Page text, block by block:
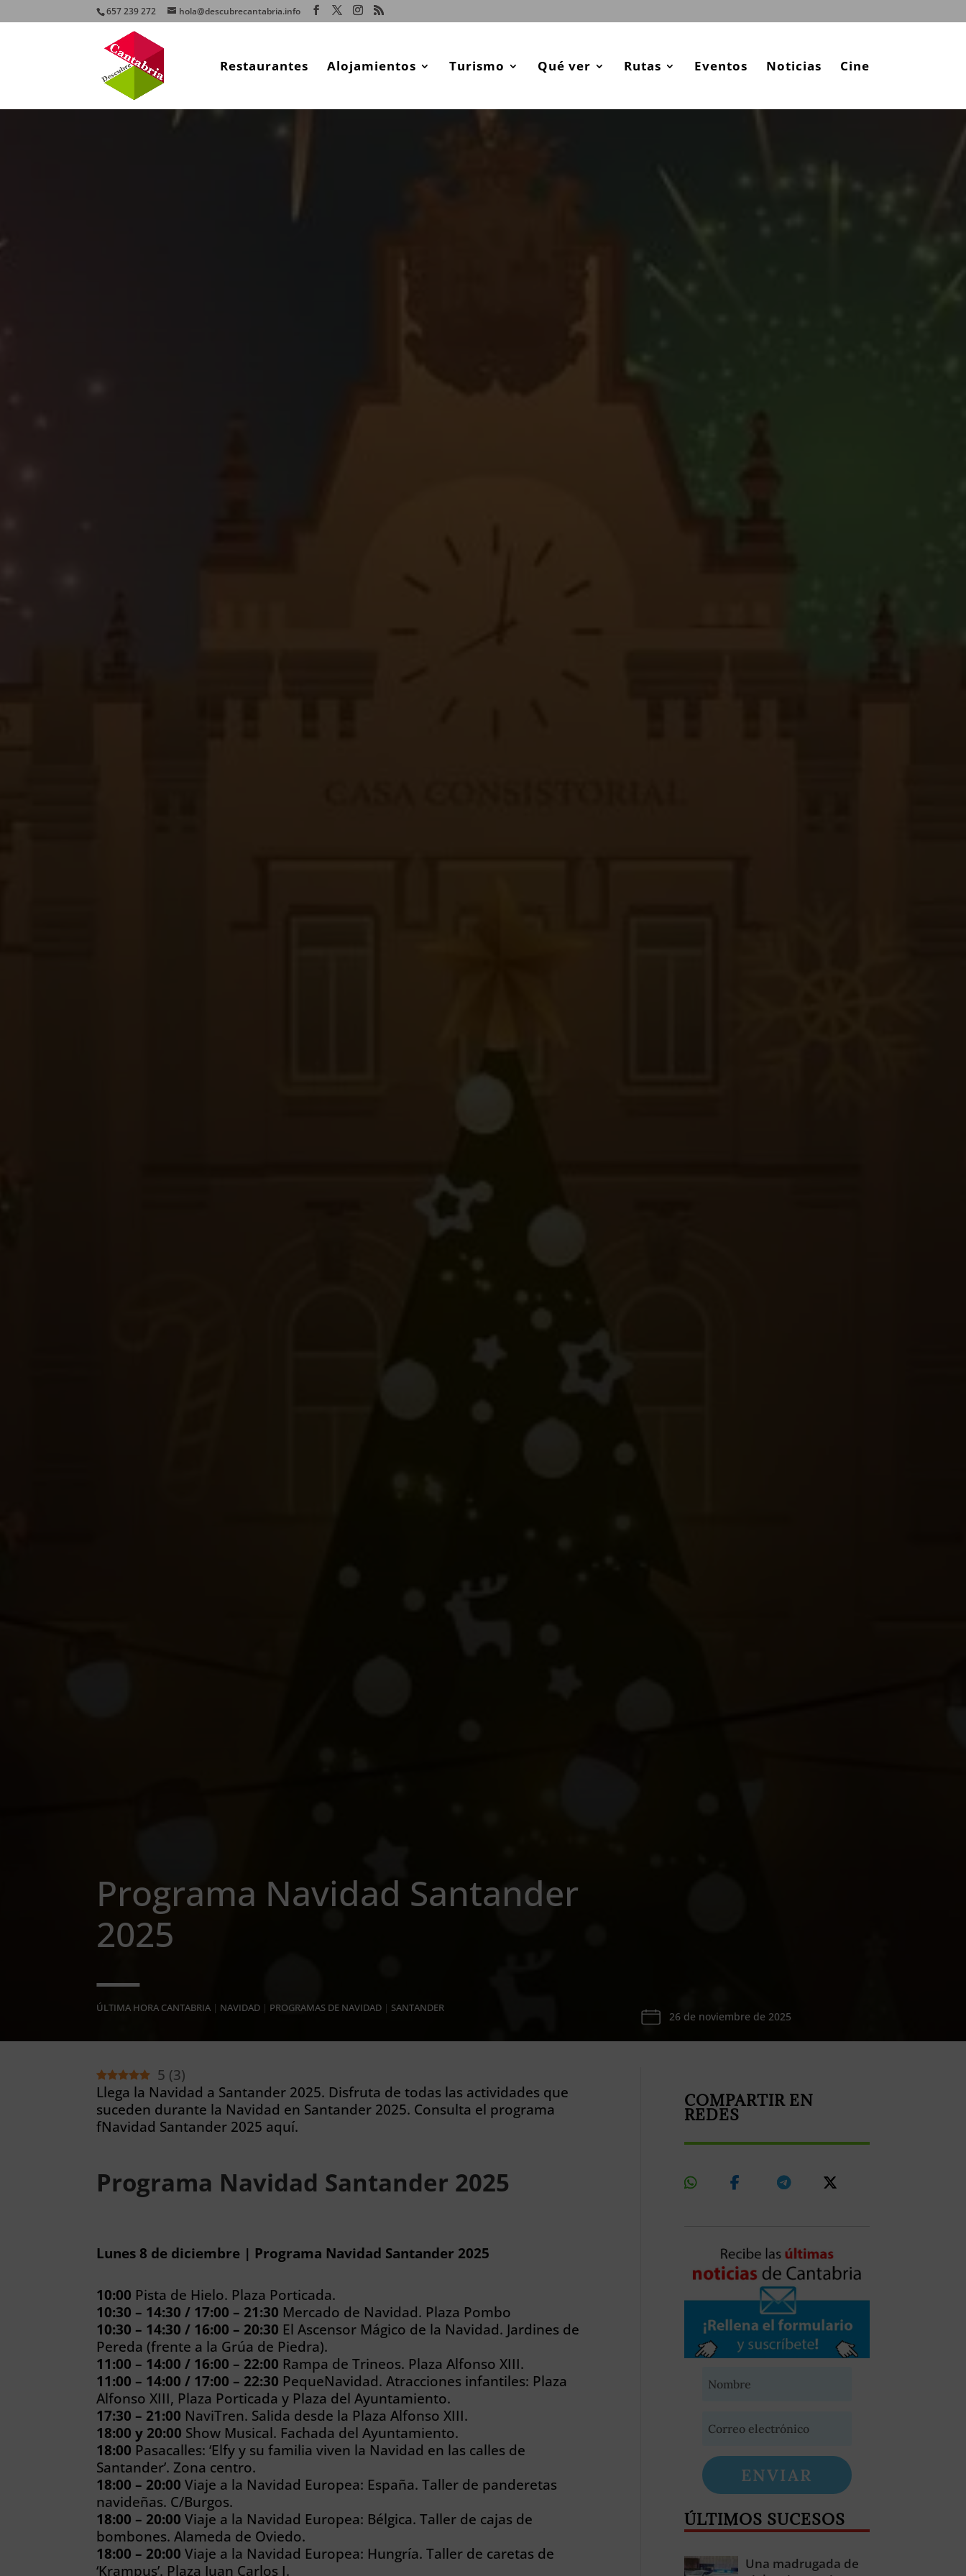
657 239 272 hola@descubrecantabria.info
Restaurantes Alojamientos Turismo Qué ver Rutas Eventos Noticias Cine
Programa Navidad Santander
2025
ÚLTIMA HORA CANTABRIA | NAVIDAD | PROGRAMAS DE NAVIDAD | SANTANDER
26 de noviembre de 2025
5 (3)
Llega la Navidad a Santander 2025. Disfruta de todas las actividades que
suceden durante la Navidad en Santander 2025. Consulta el programa
fNavidad Santander 2025 aquí.
Programa Navidad Santander 2025
Lunes 8 de diciembre | Programa Navidad Santander 2025
10:00 Pista de Hielo. Plaza Porticada.
10:30 – 14:30 / 17:00 – 21:30 Mercado de Navidad. Plaza Pombo
10:30 – 14:30 / 16:00 – 20:30 El Ascensor Mágico de la Navidad. Jardines de
Pereda (frente a la Grúa de Piedra).
11:00 – 14:00 / 16:00 – 22:00 Rampa de Trineos. Plaza Alfonso XIII.
11:00 – 14:00 / 17:00 – 22:30 PequeNavidad. Atracciones infantiles: Plaza
Alfonso XIII, Plaza Porticada y Plaza del Ayuntamiento.
17:30 – 21:00 NaviTren. Salida desde la Plaza Alfonso XIII.
18:00 y 20:00 Show Musical. Fachada del Ayuntamiento.
18:00 Pasacalles: ‘Elfy y su familia viven la Navidad en las calles de
Santander’. Zona centro.
18:00 – 20:00 Viaje a la Navidad Europea: España. Taller de panderetas
navideñas. C/Burgos.
18:00 – 20:00 Viaje a la Navidad Europea: Bélgica. Taller de cajas de
bombones. Alameda de Oviedo.
18:00 – 20:00 Viaje a la Navidad Europea: Hungría. Taller de caretas de
‘Krampus’. Plaza Juan Carlos I.
COMPARTIR EN
REDES
ENVIAR
ÚLTIMOS SUCESOS
Una madrugada de